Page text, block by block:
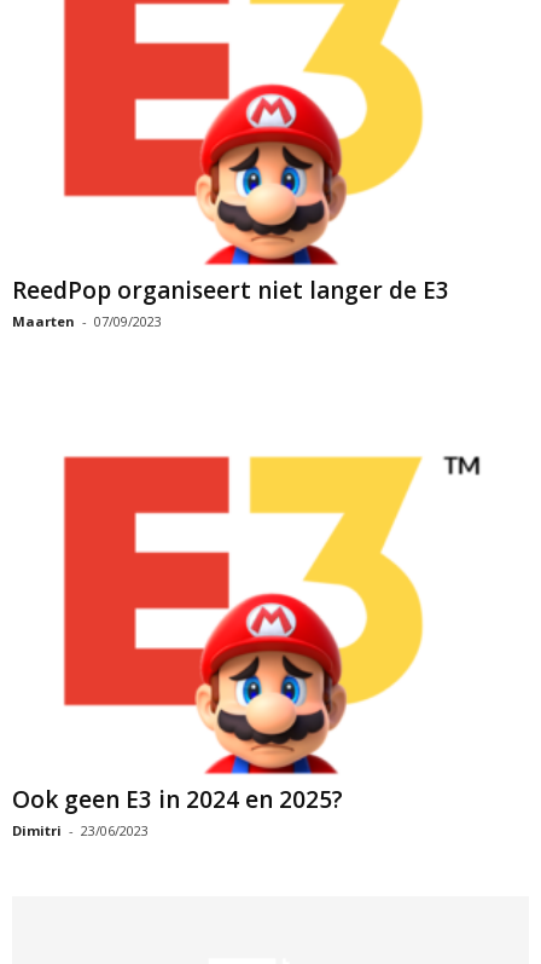
ReedPop organiseert niet langer de E3
Maarten - 07/09/2023
Ook geen E3 in 2024 en 2025?
Dimitri - 23/06/2023